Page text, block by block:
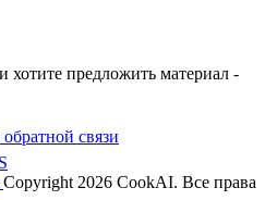
предложить материал -
связи
Copyright 2026 CookAI. Все права